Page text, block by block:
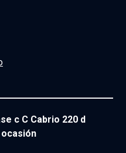
c C Cabrio 220 d
ocasión